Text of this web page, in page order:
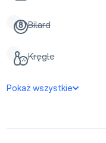
Bilard
Kręgle
Pokaż wszystkie